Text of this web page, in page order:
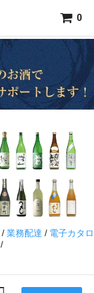
0
/ 業務配達 / 電子カタロ
/